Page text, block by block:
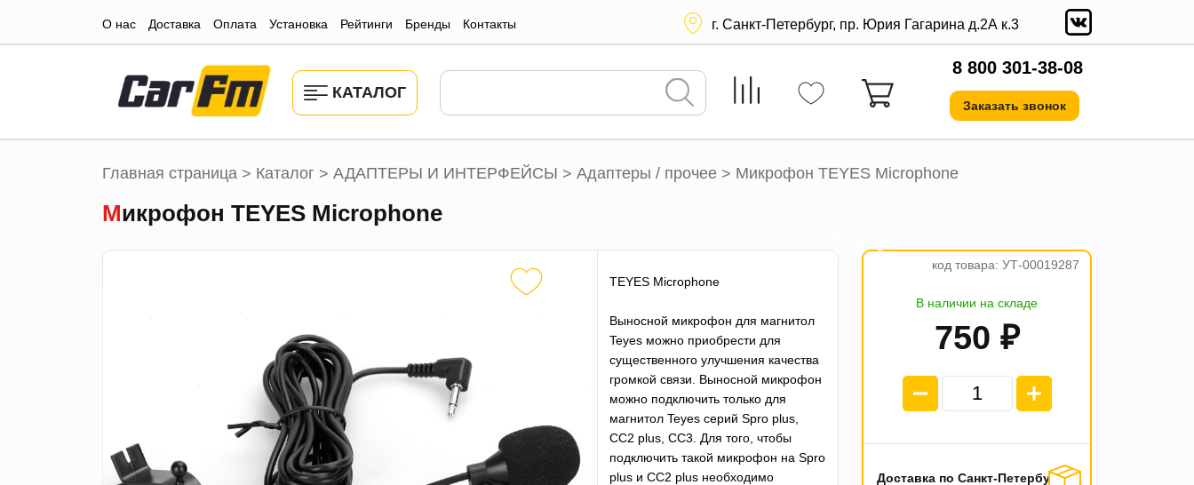
О нас Доставка Оплата Установка Рейтинги Бренды Контакты г. Санкт-Петербург, пр. Юрия Гагарина д.2А к.3
КАТАЛОГ
8 800 301-38-08
Заказать звонок
Главная страница > Каталог > АДАПТЕРЫ И ИНТЕРФЕЙСЫ > Адаптеры / прочее > Микрофон TEYES Microphone
Микрофон TEYES Microphone
TEYES Microphone
Выносной микрофон для магнитол
Teyes можно приобрести для
существенного улучшения качества
громкой связи. Выносной микрофон
можно подключить только для
магнитол Teyes серий Spro plus,
CC2 plus, CC3. Для того, чтобы
подключить такой микрофон на Spro
plus и CC2 plus необходимо
код товара: УТ-00019287
В наличии на складе
750 ₽
а
₽
Доставка по Санкт-Петербургу